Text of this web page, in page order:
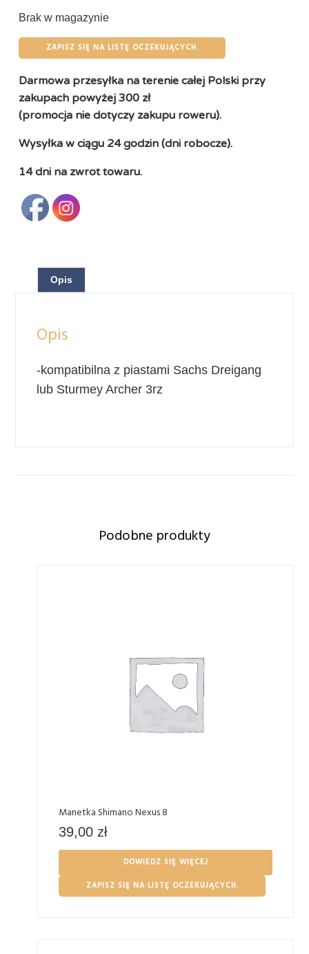
Brak w magazynie
ZAPISZ SIĘ NA LISTĘ OCZEKUJĄCYCH.
Darmowa przesyłka na terenie całej Polski przy
zakupach powyżej 300 zł
(promocja nie dotyczy zakupu roweru).
Wysyłka w ciągu 24 godzin (dni robocze).
14 dni na zwrot towaru.
Opis
Opis
-kompatibilna z piastami Sachs Dreigang
lub Sturmey Archer 3rz
Podobne produkty
Manetka Shimano Nexus 8
39,00 zł
DOWIEDZ SIĘ WIĘCEJ
ZAPISZ SIĘ NA LISTĘ OCZEKUJĄCYCH.